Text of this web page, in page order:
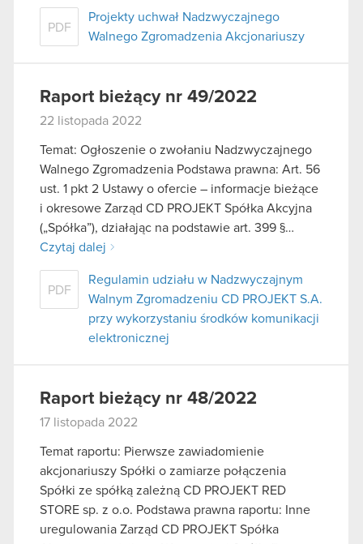
PDF
Projekty uchwał Nadzwyczajnego
Walnego Zgromadzenia Akcjonariuszy
Raport bieżący nr 49/2022
22 listopada 2022
Temat: Ogłoszenie o zwołaniu Nadzwyczajnego
Walnego Zgromadzenia Podstawa prawna: Art. 56
ust. 1 pkt 2 Ustawy o ofercie – informacje bieżące
i okresowe Zarząd CD PROJEKT Spółka Akcyjna
(„Spółka”), działając na podstawie art. 399 §…
Czytaj dalej
PDF
Regulamin udziału w Nadzwyczajnym
Walnym Zgromadzeniu CD PROJEKT S.A.
przy wykorzystaniu środków komunikacji
elektronicznej
Raport bieżący nr 48/2022
17 listopada 2022
Temat raportu: Pierwsze zawiadomienie
akcjonariuszy Spółki o zamiarze połączenia
Spółki ze spółką zależną CD PROJEKT RED
STORE sp. z o.o. Podstawa prawna raportu: Inne
uregulowania Zarząd CD PROJEKT Spółka